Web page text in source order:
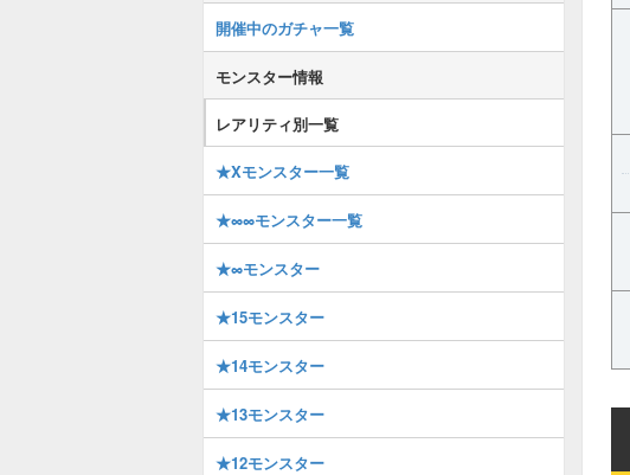
開催中のガチャ一覧
モンスター情報
レアリティ別一覧
★Xモンスター一覧
★∞∞モンスター一覧
★∞モンスター
★15モンスター
★14モンスター
★13モンスター
★12モンスター